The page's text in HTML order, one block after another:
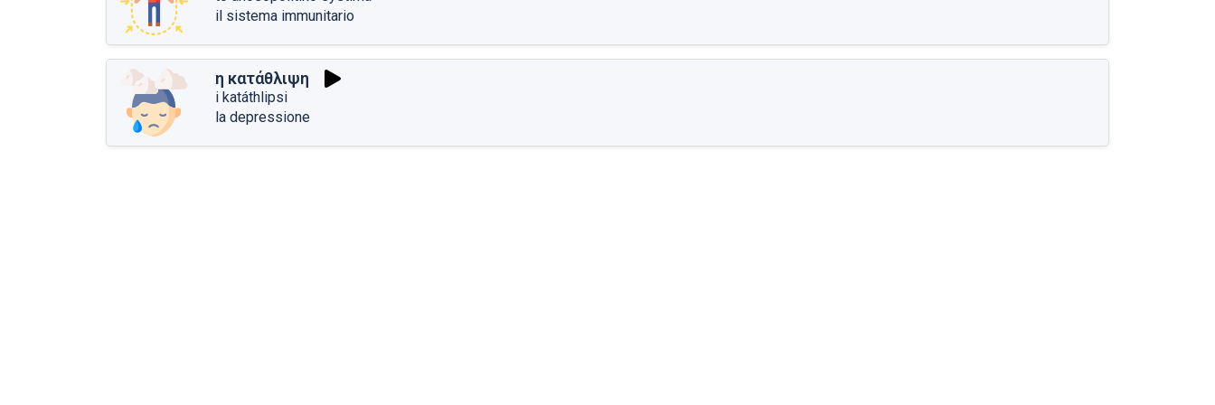
il sistema immunitario
η κατάθλιψη
i katáthlipsi
la depressione